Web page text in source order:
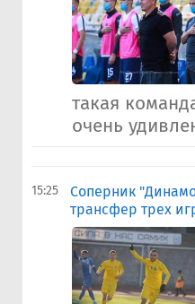
такая
очень
15:25
Соперник
трансфер трех